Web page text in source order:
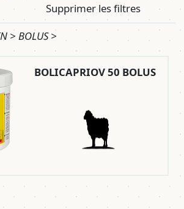
Supprimer les filtres
> BOLUS >
BOLICAPRIOV 50 BOLUS